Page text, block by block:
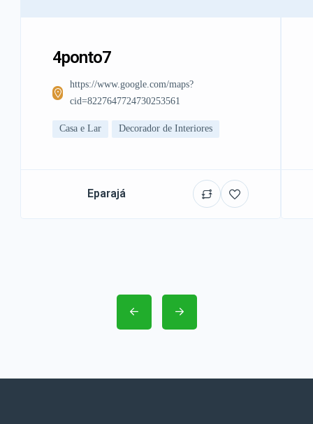
4ponto7
https://www.google.com/maps?
cid=8227647724730253561
Casa e Lar Decorador de Interiores
Eparajá